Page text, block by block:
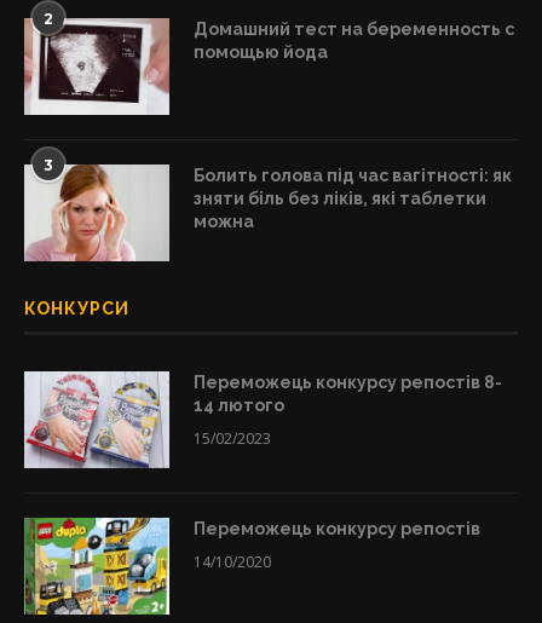
2
Домашний тест на беременность с
помощью йода
3
Болить голова під час вагітності: як
зняти біль без ліків, які таблетки
можна
КОНКУРСИ
Переможець конкурсу репостів 8-
14 лютого
15/02/2023
Переможець конкурсу репостів
14/10/2020